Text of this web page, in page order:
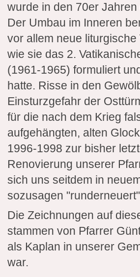
wurde in den 70er
Der Umbau im Inneren
vor allem neue liturgische
wie sie das 2.
(1961-1965) formuliert
hatte. Risse in den
Einsturzgefahr der
für die nach dem Krieg
aufgehängten, alten
1996-1998 zur bisher
Renovierung unserer
sich uns seitdem in
sozusagen
Die Zeichnungen auf
stammen von Pfarrer
als Kaplan in unserer
war.